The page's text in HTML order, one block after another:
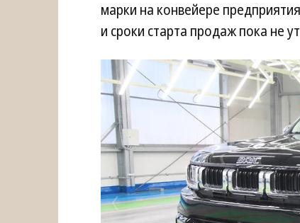
марки на конвейере
и сроки старта продаж пока не